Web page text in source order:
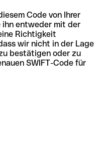
Code von Ihrer
ihn entweder mit der
Richtigkeit
wir nicht in der Lage
bestätigen oder zu
SWIFT-Code für